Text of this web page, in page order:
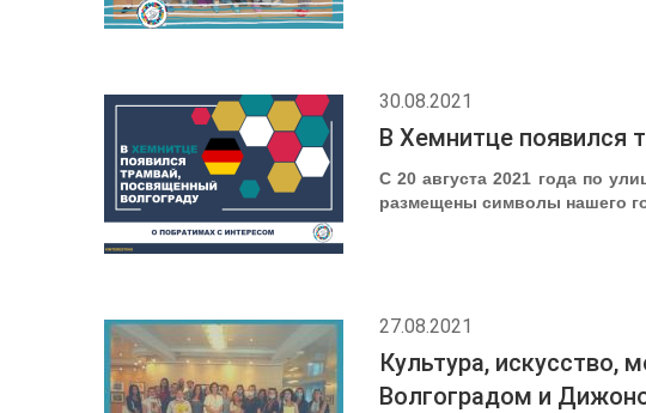
30.08.2021
В Хемнитце появился
С 20 августа 2021 года по
размещены символы нашего
27.08.2021
Культура,
Волгоградом и